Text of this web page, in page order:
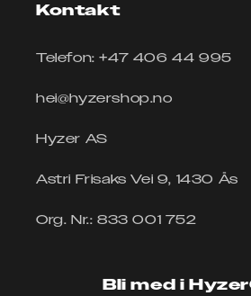
Kontakt
Telefon: +47 406 44 995
hei@hyzershop.no
Hyzer AS
Astri Frisaks Vei 9, 1430 Ås
Org. Nr.: 833 001 752
Bli med i